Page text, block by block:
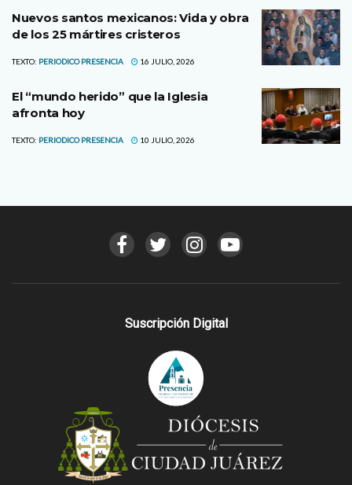
Nuevos santos mexicanos: Vida y obra
de los 25 mártires cristeros
TEXTO: PERIODICO PRESENCIA 16 JULIO, 2026
El “mundo herido” que la Iglesia
afronta hoy
TEXTO: PERIODICO PRESENCIA 10 JULIO, 2026
Suscripción Digital